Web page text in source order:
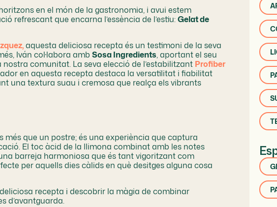
en el món de la gastronomia, i avui estem
refrescant que encarna l’essència de l’estiu:Gelat de
aquesta deliciosa recepta és un testimoni de la seva
Iván col·labora ambSosa Ingredients, aportant el seu
comunitat. La seva elecció de l’estabilitzant Profiber
en aquesta recepta destaca la versatilitat i fiabilitat
una textura suau i cremosa que realça els vibrants
més que un postre; és una experiència que captura
El toc àcid de la llimona combinat amb les notes
barreja harmoniosa que és tant vigoritzant com
per aquells dies càlids en què desitges alguna cosa
recepta i descobrir la màgia de combinar
d’avantguarda.